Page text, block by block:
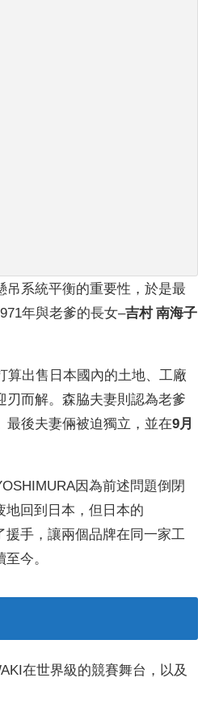
吊系統平衡的重要性，於是最
年與老爹的長女–吉村 南海子
算出售日本國內的土地、工廠
刃而解。森脇夫妻則認為老爹
最後夫妻倆被迫獨立，並在9月
因為前述問題倒閉
地回到日本，但日本的
援手，讓兩個品牌在同一家工
今。
在世界級的競賽舞台，以及